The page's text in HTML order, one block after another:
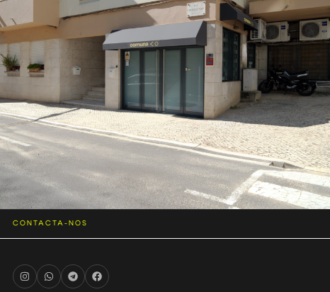
CONTACTA-NOS